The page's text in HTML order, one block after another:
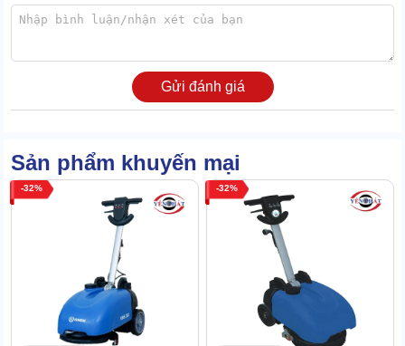
Bánh xe
Bánh xe định vị ngay phần trung tâm, được làm từ 2 thành phần là
nhựa cao su và trục thép không gỉ. Đại diện này có khả năng di
chuyển, xoay góc linh hoạt. Giúp ích rất nhiều cho việc di dời thiết
bị đến nơi mong muốn.
Gửi đánh giá
Sản phẩm khuyến mại
32 32